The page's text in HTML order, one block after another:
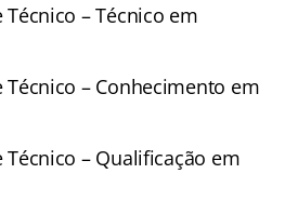
Técnico – Técnico em
Técnico – Conhecimento em
Técnico – Qualificação em